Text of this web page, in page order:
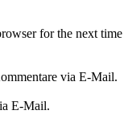
for the next time
via E-Mail.
E-Mail.